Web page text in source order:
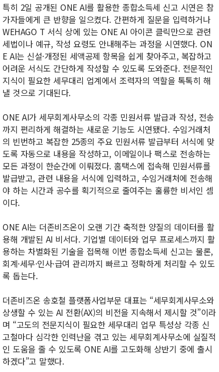
특히 2일 공개된 ONE AI를 활용한 종합소득세 신고 시연은 참
가자들에게 큰 반향을 일으켰다. 간편하게 질문을 입력하거나
WEHAGO T 서식 상에 있는 ONE AI 아이콘 클릭만으로 관련
세법이나 예규, 작성 요령도 안내해주는 과정을 시연했다. ON
E AI는 신설·개정된 세액공제 항목을 쉽게 찾아주고, 복잡하고
어려운 서식도 간단하게 작성할 수 있도록 도와준다. 전문적인
지식이 필요한 세무대리 업계에서 조력자의 역할을 톡톡히 해
낼 것으로 기대된다.
ONE AI가 세무회계사무소의 각종 민원서류 발급과 작성, 전송
까지 편리하게 해결하는 새로운 기능도 시연됐다. 수임거래처
의 빈번하고 복잡한 25종의 주요 민원서류 발급부터 서식에 맞
도록 자동으로 내용을 작성하고, 이메일이나 팩스로 전송하는
모든 과정이 한순간에 이뤄졌다. 홈택스에 접속해 민원서류를
발급받고, 관련 내용을 서식에 입력하고, 수임거래처에 전송해
야 하는 시간과 공수를 획기적으로 줄여주는 훌륭한 비서인 셈
이다.
ONE AI는 더존비즈온이 오랜 기간 축적한 양질의 데이터를 활
용해 개발된 AI 비서다. 기업별 데이터와 업무 프로세스까지 활
용하는 차별화된 기술을 접목해 이번 종합소득세 신고는 물론,
회계·세무·인사·급여 관리까지 빠르고 정확하게 처리할 수 있도
록 돕는다.
더존비즈온 송호철 플랫폼사업부문 대표는 “세무회계사무소와
상생할 수 있는 AI 전환(AX)의 비전을 지속해서 제시할 것”이라
며 “고도의 전문지식이 필요한 세무대리 업무 특성상 각종 신
고철마다 심각한 인력난을 겪고 있는 세무회계사무소에 실질적
인 도움을 줄 수 있도록 ONE AI를 고도화해 상반기 중에 출시
하겠다”고 말했다.